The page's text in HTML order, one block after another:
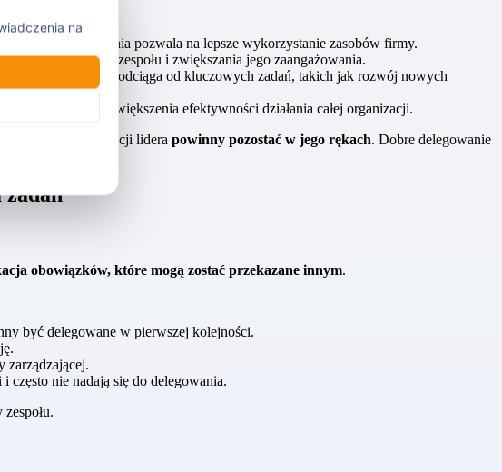
im zadania pozwala na lepsze wykorzystanie zasobów firmy.
kompetencji zespołu i zwiększania jego zaangażowania.
obowiązków odciąga od kluczowych zadań, takich jak rozwój nowych
procesów i zwiększenia efektywności działania całej organizacji.
kompetencji lidera powinny pozostać w jego rękach. Dobre delegowanie
zadań
obowiązków, które mogą zostać przekazane innym.
być delegowane w pierwszej kolejności.
zarządzającej.
nie nadają się do delegowania.